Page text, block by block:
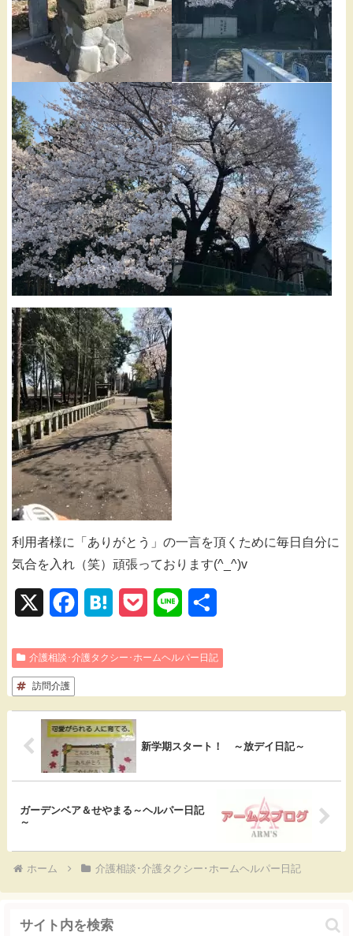
利用者様に「ありがとう」の一言を頂くために毎日自分に
気合を入れ（笑）頑張っております(^_^)v
c
b
o
o
t
n
a
c
e
t
n
介護相談･介護タクシー･ホームヘルパー日記
訪問介護
新学期スタート！ ～放デイ日記～
ガーデンベア＆せやまる～ヘルパー日記
～
ホーム 介護相談･介護タクシー･ホームヘルパー日記